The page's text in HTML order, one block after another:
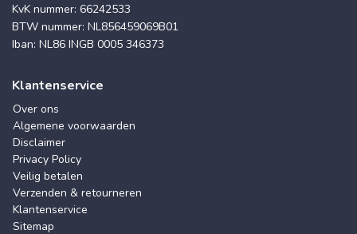
KvK nummer: 66242533
BTW nummer: NL856459069B01
Iban: NL86 INGB 0005 346373
Klantenservice
Over ons
Algemene voorwaarden
Disclaimer
Privacy Policy
Veilig betalen
Verzenden & retourneren
Klantenservice
Sitemap